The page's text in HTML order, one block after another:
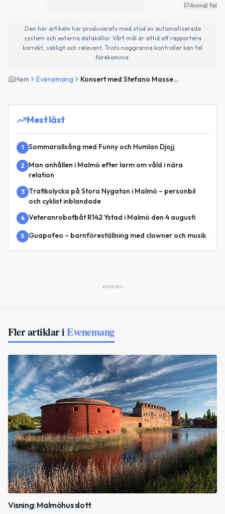
Anmäl fel
Den här artikeln har producerats med stöd av automatiserade
system och externa datakällor. Vårt mål är alltid att rapportera
korrekt, sakligt och relevant. Trots noggranna kontroller kan fel
förekomma.
Hem Evenemang Konsert med Stefano Massera på Genarpsorgeln
Mest läst
1 Sommarallsång med Funny och Humlan Djojj
2
Man anhållen i Malmö efter larm om våld i nära
relation
3
Trafikolycka på Stora Nygatan i Malmö – personbil
och cyklist inblandade
4 Veteranrobotbåt R142 Ystad i Malmö den 4 augusti
5 Guapofeo – barnföreställning med clowner och musik
ANNONS
Fler artiklar iEvenemang
Visning: Malmöhus slott